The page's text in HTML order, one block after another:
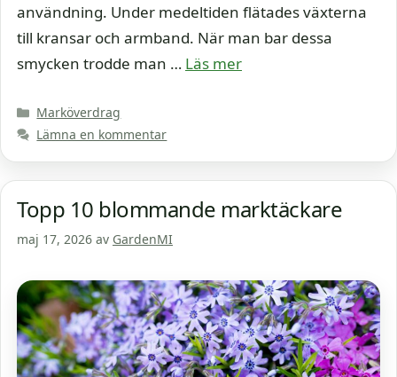
användning. Under medeltiden flätades växterna
till kransar och armband. När man bar dessa
smycken trodde man … Läs mer
Kategorier
Marköverdrag
Lämna en kommentar
Topp 10 blommande marktäckare
maj 17, 2026 av GardenMI